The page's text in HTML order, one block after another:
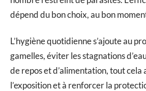
dépend du bon choix, au bon
L’hygiène quotidienne s’ajoute au
gamelles, éviter les stagnations
de repos et d’alimentation, tout cela
l’exposition et à renforcer la